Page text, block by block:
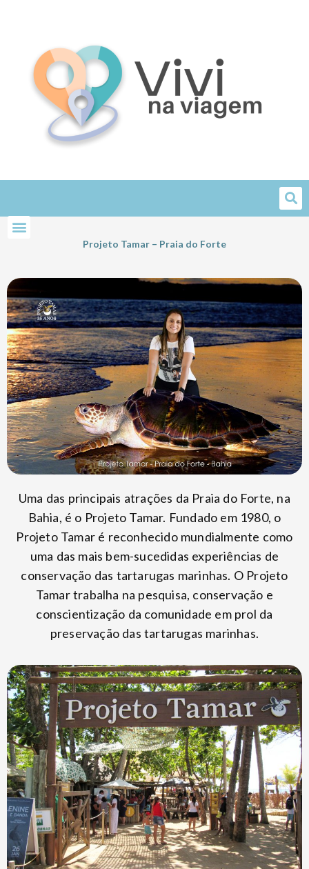
Projeto Tamar – Praia do Forte
Uma das principais atrações da Praia do Forte, na
Bahia, é o Projeto Tamar. Fundado em 1980, o
Projeto Tamar é reconhecido mundialmente como
uma das mais bem-sucedidas experiências de
conservação das tartarugas marinhas. O Projeto
Tamar trabalha na pesquisa, conservação e
conscientização da comunidade em prol da
preservação das tartarugas marinhas.